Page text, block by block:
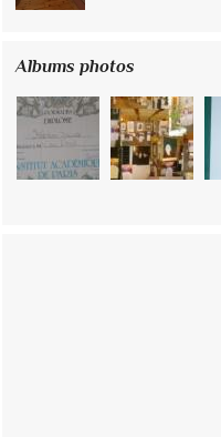
Albums photos